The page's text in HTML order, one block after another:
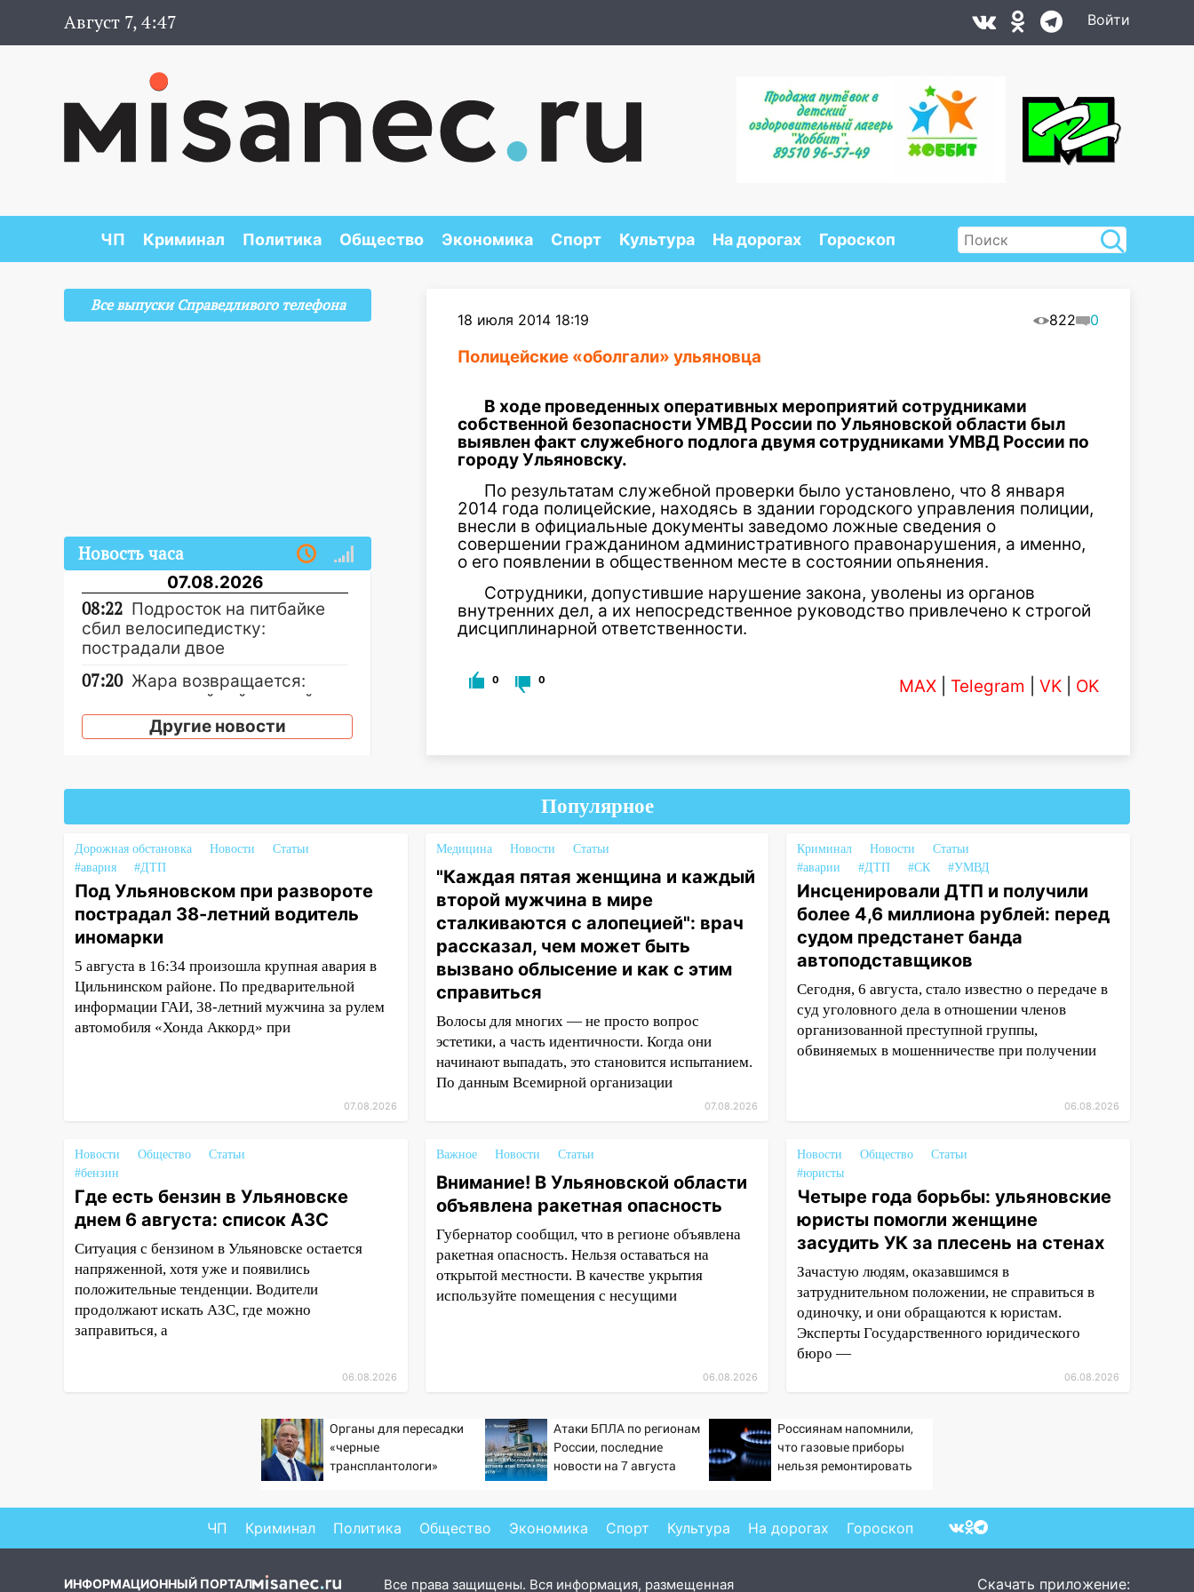
Август 7, 4:47 Войти
ЧП Криминал Политика Общество Экономика Спорт Культура На дорогах Гороскоп
18 июля 2014 18:19 822 0
Полицейские «оболгали» ульяновца
В ходе проведенных оперативных мероприятий сотрудниками
собственной безопасности УМВД России по Ульяновской области был
выявлен факт служебного подлога двумя сотрудниками УМВД России по
городу Ульяновску.
По результатам служебной проверки было установлено, что 8 января
2014 года полицейские, находясь в здании городского управления полиции,
внесли в официальные документы заведомо ложные сведения о
совершении гражданином административного правонарушения, а именно,
о его появлении в общественном месте в состоянии опьянения.
Сотрудники, допустившие нарушение закона, уволены из органов
внутренних дел, а их непосредственное руководство привлечено к строгой
дисциплинарной ответственности.
0 0 MAX Telegram VK OK
Все выпуски Справедливого телефона
Новость часа
07.08.2026
08:22 Подросток на питбайке
сбил велосипедистку:
пострадали двое
07:20 Жара возвращается:
ожидается знойный и сухой
четверг
летний водитель иномарки
05:00 «Каждая пятая женщина
и каждый второй мужчина в
мире сталкиваются с
алопецией»: врач рассказал,
чем может быть вызвано
облысение и как с этим
справиться
03:30 Гороскоп на 7 августа:
пятница принесет прилив
творческой энергии и отличные
шансы исправить старые
20:04
Ульяновцев приглашают
на забег, посвящённый Дню
воздушного флота России
19:12 В Ульяновской области
руководителя частной
компании наказали за сокрытие
прошлого своего сотрудник
18:02 В Ульяновск едут звезды
баскетбола!
«УльяновскФармации» за
махинации на 3,2 млн рублей
Ветераны легкой
атлетики из Ульяновска
успешно выступили на
Чемпионате России
16:02 В Ульяновской области
Другие новости
Популярное
Дорожная обстановка Новости
Статьи
#авария
#ДТП
Под Ульяновском при развороте
пострадал 38-летний водитель
иномарки
5 августа в 16:34 произошла крупная авария в
Цильнинском районе. По предварительной
информации ГАИ, 38-летний мужчина за рулем
автомобиля «Хонда Аккорд» при
07.08.2026
Медицина Новости Статьи
"Каждая пятая женщина и каждый
второй мужчина в мире
сталкиваются с алопецией": врач
рассказал, чем может быть
вызвано облысение и как с этим
справиться
Волосы для многих — не просто вопрос
эстетики, а часть идентичности. Когда они
начинают выпадать, это становится испытанием.
По данным Всемирной организации
07.08.2026
Криминал Новости
Статьи
#аварии
#ДТП #СК #УМВД
Инсценировали ДТП и получили
более 4,6 миллиона рублей: перед
судом предстанет банда
автоподставщиков
Сегодня, 6 августа, стало известно о передаче в
суд уголовного дела в отношении членов
организованной преступной группы,
обвиняемых в мошенничестве при получении
06.08.2026
Новости Общество
Статьи
#бензин
Где есть бензин в Ульяновске
днем 6 августа: список АЗС
Ситуация с бензином в Ульяновске остается
напряженной, хотя уже и появились
положительные тенденции. Водители
продолжают искать АЗС, где можно
заправиться, а
06.08.2026
Важное Новости Статьи
Внимание! В Ульяновской области
объявлена ракетная опасность
Губернатор сообщил, что в регионе объявлена
ракетная опасность. Нельзя оставаться на
открытой местности. В качестве укрытия
используйте помещения с несущими
06.08.2026
Новости Общество
Статьи
#юристы
Четыре года борьбы: ульяновские
юристы помогли женщине
засудить УК за плесень на стенах
Зачастую людям, оказавшимся в
затруднительном положении, не справиться в
одиночку, и они обращаются к юристам.
Эксперты Государственного юридического
бюро —
06.08.2026
Органы для пересадки
«черные
трансплантологи»
Атаки БПЛА по регионам
России, последние
новости на 7 августа
состояние пострадавших
Россиянам напомнили,
что газовые приборы
нельзя ремонтировать
ЧП Криминал Политика Общество Экономика Спорт Культура На дорогах Гороскоп
ИНФОРМАЦИОННЫЙ ПОРТАЛ Все права защищены. Вся информация, размещенная Скачать приложение: